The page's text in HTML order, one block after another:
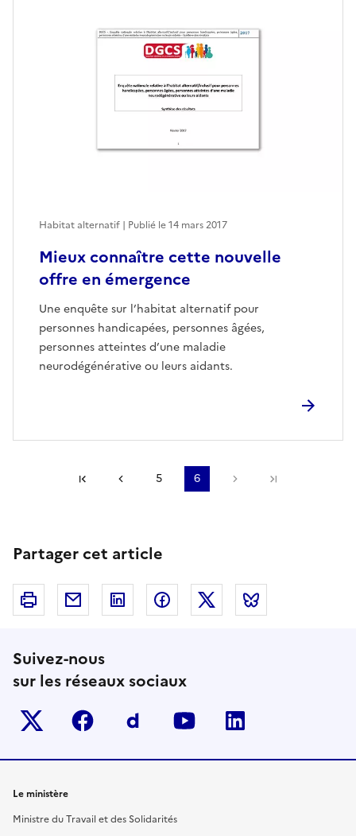
Mieux connaître cette nouvelle
offre en émergence
Une enquête sur l’habitat alternatif pour
personnes handicapées, personnes âgées,
personnes atteintes d’une maladie
neurodégénérative ou leurs aidants.
Habitat alternatif | Publié le14 mars 2017
Première pagePage précédente
5 6 Page suivante
Partager cet article
Imprimer Courriel Linkedin FacebookTwitter
Suivez-nous
sur les réseaux sociaux
Twitter-x facebook Dailymotion
youtube
Le ministère
Ministre du Travail et des Solidarités